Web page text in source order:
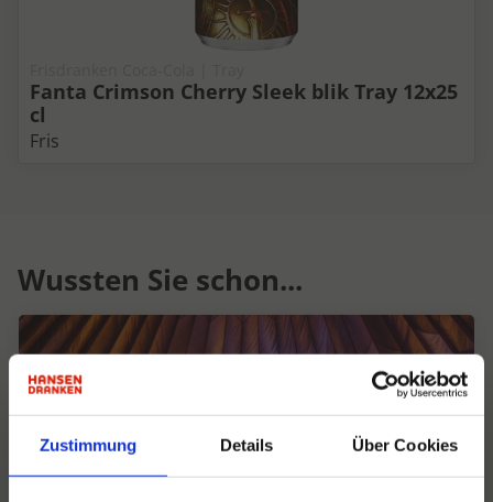
Zustimmung Details Über Cookies
Fanta Crimson Cherry Sleek blik Tray 12x25
cl
Fris
Wussten Sie schon...